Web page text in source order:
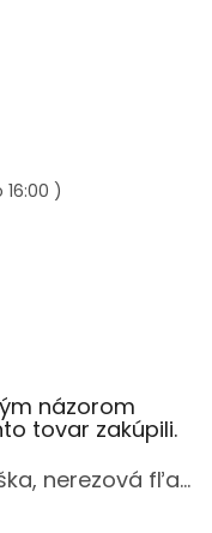
)
názorom
tovar zakúpili.
Ballet set školská taška, nerezová fľaša a plný peračník s motívom baletky pre dievča
hviezdičiek.